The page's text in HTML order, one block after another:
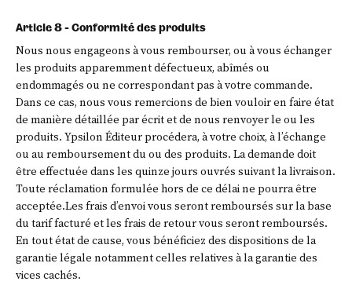
Article 8 - Conformité des produits
Nous nous engageons à vous rembourser, ou à vous échanger
les produits apparemment défectueux, abîmés ou
endommagés ou ne correspondant pas à votre commande.
Dans ce cas, nous vous remercions de bien vouloir en faire état
de manière détaillée par écrit et de nous renvoyer le ou les
produits. Ypsilon Éditeur procédera, à votre choix, à l’échange
ou au remboursement du ou des produits. La demande doit
être effectuée dans les quinze jours ouvrés suivant la livraison.
Toute réclamation formulée hors de ce délai ne pourra être
acceptée.Les frais d’envoi vous seront remboursés sur la base
du tarif facturé et les frais de retour vous seront remboursés.
En tout état de cause, vous bénéficiez des dispositions de la
garantie légale notamment celles relatives à la garantie des
vices cachés.